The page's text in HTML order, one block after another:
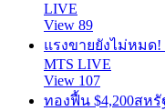
LIVE
View 89
แรงขายยังไม่หมด!
MTS LIVE
View 107
ทองฟื้น $4,200สห